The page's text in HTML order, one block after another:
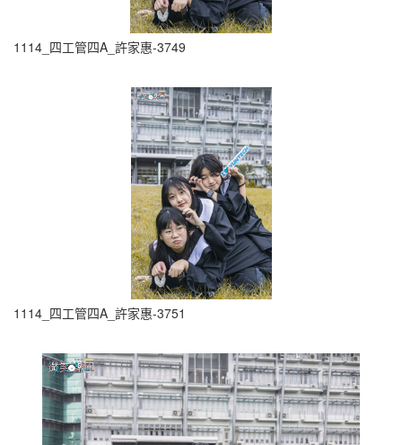
1114_四工管四A_許家惠-3749
1114_四工管四A_許家惠-3751